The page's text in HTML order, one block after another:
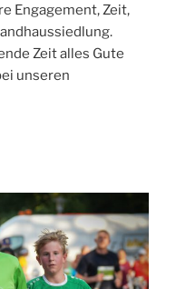
Engagement, Zeit,
Zeit alles Gute
unseren